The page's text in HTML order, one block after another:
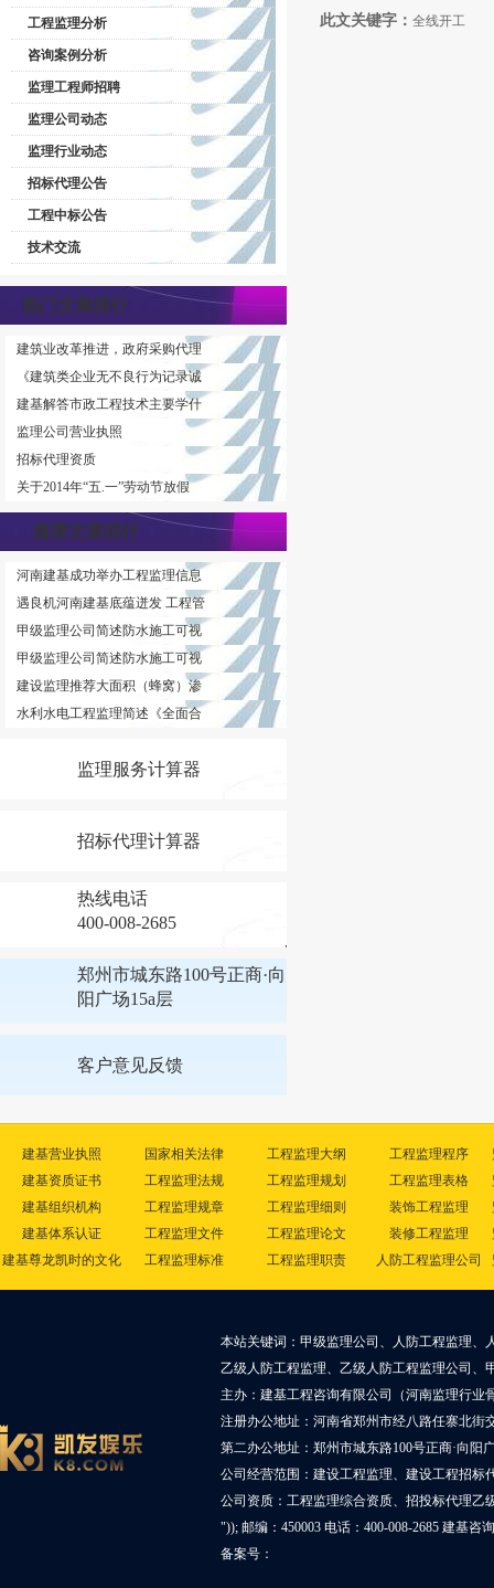
工程监理分析
咨询案例分析
监理工程师招聘
监理公司动态
监理行业动态
招标代理公告
工程中标公告
技术交流
热门文章排行
建筑业改革推进，政府采购代理
《建筑类企业无不良行为记录诚
建基解答市政工程技术主要学什
监理公司营业执照
招标代理资质
关于2014年“五.一”劳动节放假
推荐文章排行
河南建基成功举办工程监理信息
遇良机河南建基底蕴迸发 工程管
甲级监理公司简述防水施工可视
甲级监理公司简述防水施工可视
建设监理推荐大面积（蜂窝）渗
水利水电工程监理简述《全面合
监理服务计算器
招标代理计算器
热线电话
400-008-2685
郑州市城东路100号正商·向
阳广场15a层
客户意见反馈
此文关键字： 全线开工
建基营业执照
建基资质证书
建基组织机构
建基体系认证
建基尊龙凯时的文化
国家相关法律
工程监理法规
工程监理规章
工程监理文件
工程监理标准
工程监理大纲
工程监理规划
工程监理细则
工程监理论文
工程监理职责
工程监理程序
工程监理表格
装饰工程监理
装修工程监理
人防工程监理公司
本站关键词：甲级监理公司、人防工程监理、
乙级人防工程监理、乙级人防工程监理公司、
主办：建基工程咨询有限公司（河南监理行业
注册办公地址：河南省郑州市经八路任寨北街
第二办公地址：郑州市城东路100号正商·向阳
公司经营范围：建设工程监理、建设工程招标
公司资质：工程监理综合资质、招投标代理乙
")); 邮编：450003 电话：400-008-2685 建基咨
备案号：